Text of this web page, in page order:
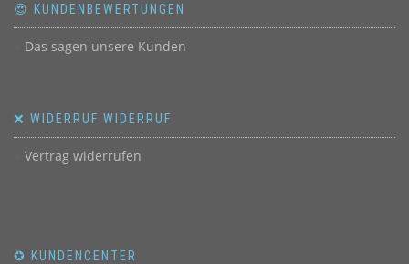
😍 KUNDENBEWERTUNGEN
Das sagen unsere Kunden
❌ WIDERRUF WIDERRUF
Vertrag widerrufen
✪ KUNDENCENTER